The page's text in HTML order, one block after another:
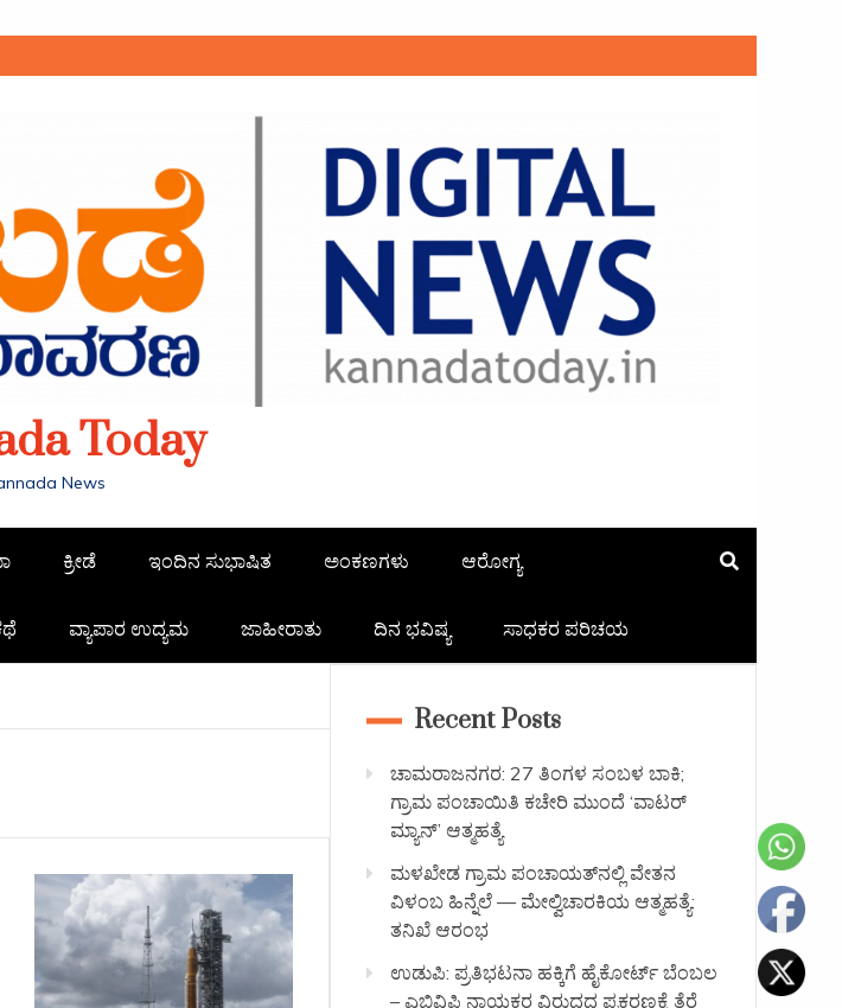
Today
News
ಕ್ರೀಡೆ ಇಂದಿನ ಸುಭಾಷಿತ ಅಂಕಣಗಳು ಆರೋಗ್ಯ
ವ್ಯಾಪಾರ ಉದ್ಯಮ ಜಾಹೀರಾತು ದಿನ ಭವಿಷ್ಯ ಸಾಧಕರ ಪರಿಚಯ
Recent Posts
ಚಾಮರಾಜನಗರ: 27 ತಿಂಗಳ ಸಂಬಳ ಬಾಕಿ;
ಗ್ರಾಮ ಪಂಚಾಯಿತಿ ಕಚೇರಿ ಮುಂದೆ ‘ವಾಟರ್
ಮ್ಯಾನ್’ ಆತ್ಮಹತ್ಯೆ
ಮಳಖೇಡ ಗ್ರಾಮ ಪಂಚಾಯತ್‌ನಲ್ಲಿ ವೇತನ
ವಿಳಂಬ ಹಿನ್ನೆಲೆ — ಮೇಲ್ವಿಚಾರಕಿಯ ಆತ್ಮಹತ್ಯೆ:
ತನಿಖೆ ಆರಂಭ
ಉಡುಪಿ: ಪ್ರತಿಭಟನಾ ಹಕ್ಕಿಗೆ ಹೈಕೋರ್ಟ್ ಬೆಂಬಲ
– ಎಬಿವಿಪಿ ನಾಯಕರ ವಿರುದ್ಧದ ಪ್ರಕರಣಕ್ಕೆ ತೆರೆ